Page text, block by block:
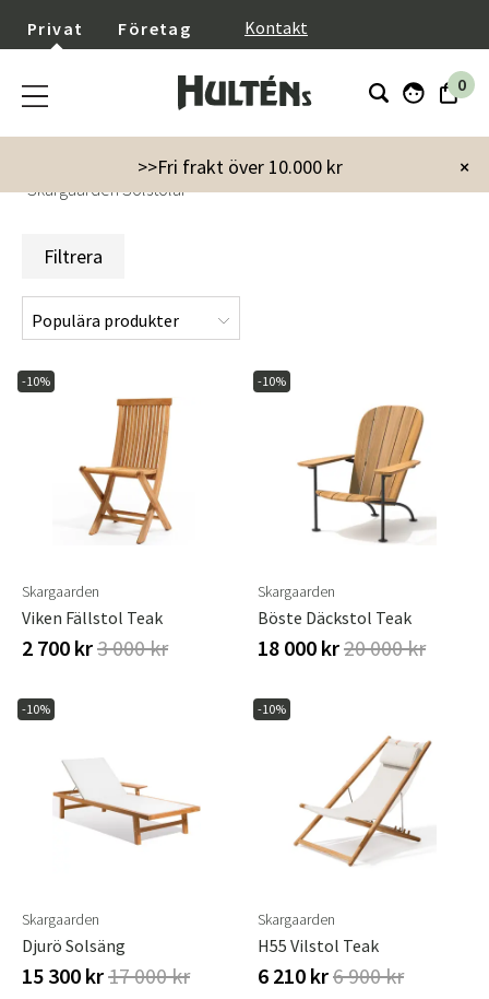
Privat Företag Kontakt
0
×
>>Fri frakt över 10.000 kr
Varumärken
Skargaarden
Skargaarden Solstolar
Filtrera
-10%
Skargaarden
Viken Fällstol Teak
2 700 kr3 000 kr
-10%
Skargaarden
Böste Däckstol Teak
18 000 kr20 000 kr
-10%
Skargaarden
Djurö Solsäng
15 300 kr17 000 kr
-10%
Skargaarden
H55 Vilstol Teak
6 210 kr6 900 kr